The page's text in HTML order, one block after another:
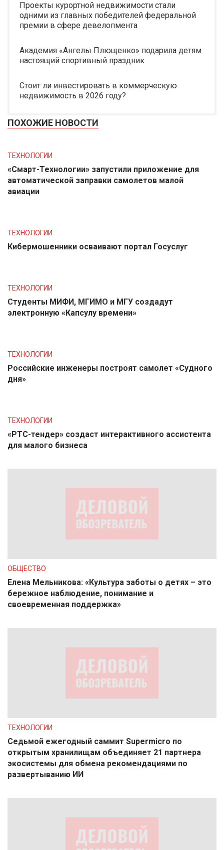
Проекты курортной недвижимости стали
одними из главных победителей федеральной
премии в сфере девелопмента
Академия «Ангелы Плющенко» подарила детям
настоящий спортивный праздник
Стоит ли инвестировать в коммерческую
недвижимость в 2026 году?
ПОХОЖИЕ НОВОСТИ
ТЕХНОЛОГИИ
«Смарт-Технологии» запустили приложение для
автоматической заправки самолетов малой
авиации
ТЕХНОЛОГИИ
Кибермошенники осваивают портал Госуслуг
ТЕХНОЛОГИИ
Студенты МИФИ, МГИМО и МГУ создадут
электронную «Капсулу времени»
ТЕХНОЛОГИИ
Российские инженеры построят самолет «Судного
дня»
ТЕХНОЛОГИИ
«РТС-тендер» создаст интерактивного ассистента
для малого бизнеса
ОБЩЕСТВО
Елена Мельникова: «Культура заботы о детях – это
бережное наблюдение, понимание и
своевременная поддержка»
ТЕХНОЛОГИИ
Седьмой ежегодный саммит Supermicro по
открытым хранилищам объединяет 21 партнера
экосистемы для обмена рекомендациями по
развертыванию ИИ